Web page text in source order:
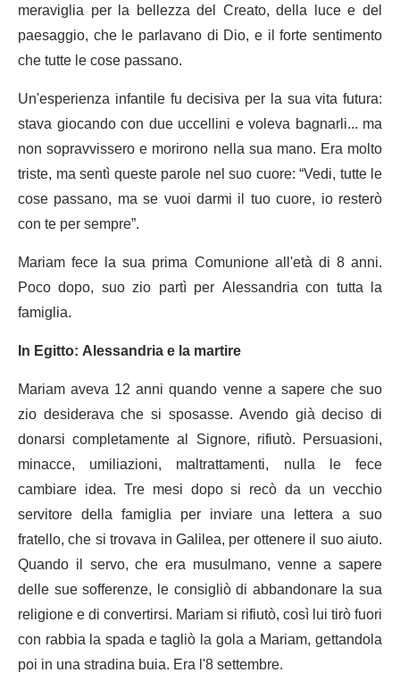
meraviglia per la bellezza del Creato, della luce e del
paesaggio, che le parlavano di Dio, e il forte sentimento
che tutte le cose passano.
Un'esperienza infantile fu decisiva per la sua vita futura:
stava giocando con due uccellini e voleva bagnarli... ma
non sopravvissero e morirono nella sua mano. Era molto
triste, ma sentì queste parole nel suo cuore: “Vedi, tutte le
cose passano, ma se vuoi darmi il tuo cuore, io resterò
con te per sempre”.
Mariam fece la sua prima Comunione all'età di 8 anni.
Poco dopo, suo zio partì per Alessandria con tutta la
famiglia.
In Egitto: Alessandria e la martire
Mariam aveva 12 anni quando venne a sapere che suo
zio desiderava che si sposasse. Avendo già deciso di
donarsi completamente al Signore, rifiutò. Persuasioni,
minacce, umiliazioni, maltrattamenti, nulla le fece
cambiare idea. Tre mesi dopo si recò da un vecchio
servitore della famiglia per inviare una lettera a suo
fratello, che si trovava in Galilea, per ottenere il suo aiuto.
Quando il servo, che era musulmano, venne a sapere
delle sue sofferenze, le consigliò di abbandonare la sua
religione e di convertirsi. Mariam si rifiutò, così lui tirò fuori
con rabbia la spada e tagliò la gola a Mariam, gettandola
poi in una stradina buia. Era l'8 settembre.